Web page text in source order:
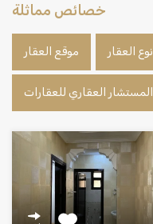
خصائص مماثلة
نوع العقار موقع العقار
المستشار العقاري للعقارات